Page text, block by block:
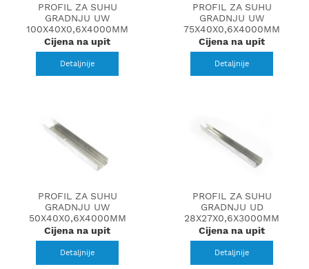
PROFIL ZA SUHU
GRADNJU UW
100X40X0,6X4000MM
Cijena na upit
Detaljnije
PROFIL ZA SUHU
GRADNJU UW
75X40X0,6X4000MM
Cijena na upit
Detaljnije
PROFIL ZA SUHU
GRADNJU UW
50X40X0,6X4000MM
Cijena na upit
Detaljnije
PROFIL ZA SUHU
GRADNJU UD
28X27X0,6X3000MM
Cijena na upit
Detaljnije